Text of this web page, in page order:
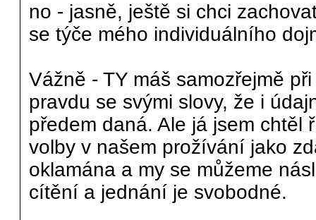
no - jasně, ještě si chci
se týče mého individuálního
Vážně - TY máš samozřejmě
pravdu se svými slovy, že i
předem daná. Ale já jsem chtěl
volby v našem prožívání jako
oklamána a my se můžeme
cítění a jednání je svobodné.